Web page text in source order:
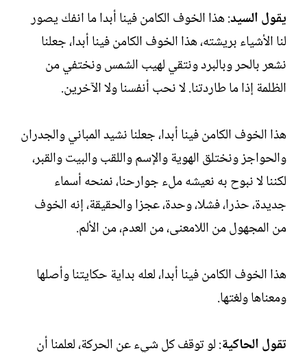
يقول السيد: هذا الخوف الكامن فينا أبدا ما انفك يصور
لنا الأشياء بريشته، هذا الخوف الكامن فينا أبدا، جعلنا
نشعر بالحر وبالبرد ونتقي لهيب الشمس ونختفي من
الظلمة إذا ما طاردتنا. لا نحب أنفسنا ولا الآخرين.
هذا الخوف الكامن فينا أبدا، جعلنا نشيد المباني والجدران
والحواجز ونختلق الهوية والإسم واللقب والبيت والقبر،
لكننا لا نبوح به نعيشه ملء جوارحنا، نمنحه أسماء
جديدة، حذرا، فشلا، وحدة، عجزا والحقيقة، إنه الخوف
من المجهول من اللامعنى، من العدم، من الألم.
هذا الخوف الكامن فينا أبدا، لعله بداية حكايتنا وأصلها
ومعناها ولغتها.
تقول الحاكية: لو توقف كل شيء عن الحركة، لعلمنا أن